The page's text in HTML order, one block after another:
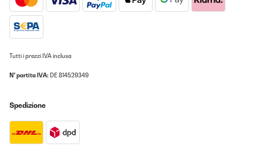
Tutti i prezzi IVA inclusa
N° partita IVA: DE 814529349
Spedizione